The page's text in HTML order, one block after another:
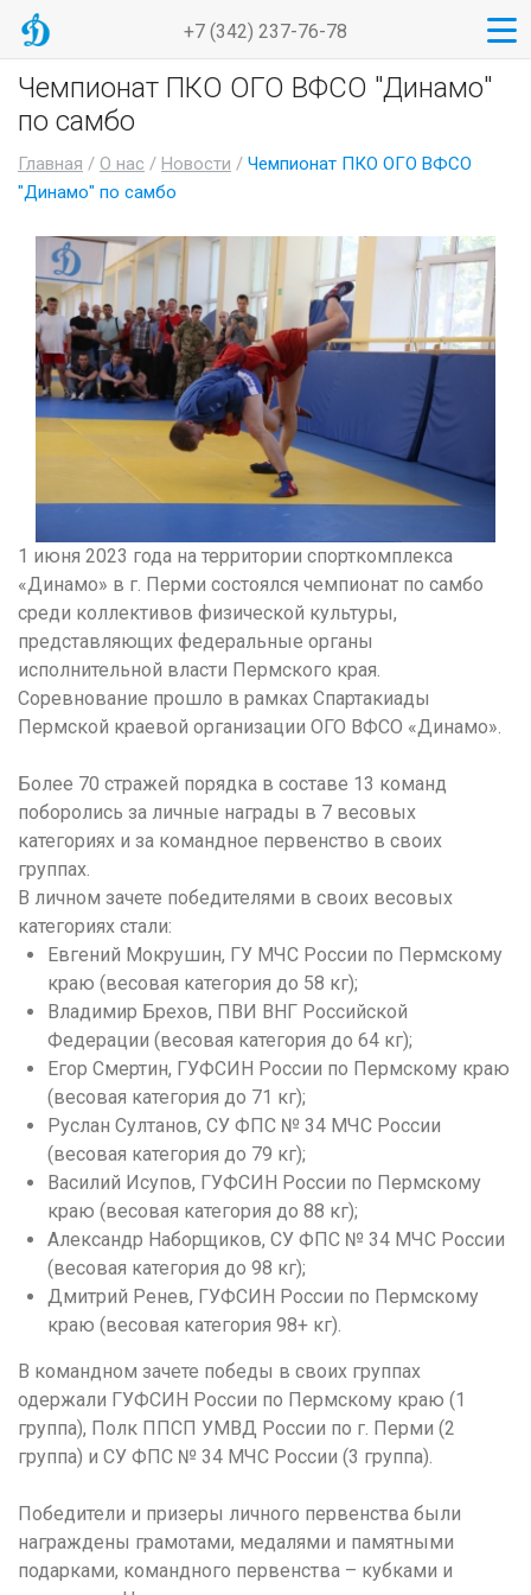
+7 (342) 237-76-78
Чемпионат ПКО ОГО ВФСО "Динамо"
по самбо
Главная / О нас / Новости / Чемпионат ПКО ОГО ВФСО
"Динамо" по самбо
1 июня 2023 года на территории спорткомплекса
«Динамо» в г. Перми состоялся чемпионат по самбо
среди коллективов физической культуры,
представляющих федеральные органы
исполнительной власти Пермского края.
Соревнование прошло в рамках Спартакиады
Пермской краевой организации ОГО ВФСО «Динамо».
Более 70 стражей порядка в составе 13 команд
поборолись за личные награды в 7 весовых
категориях и за командное первенство в своих
группах.
В личном зачете победителями в своих весовых
категориях стали:
Евгений Мокрушин, ГУ МЧС России по Пермскому
краю (весовая категория до 58 кг);
Владимир Брехов, ПВИ ВНГ Российской
Федерации (весовая категория до 64 кг);
Егор Смертин, ГУФСИН России по Пермскому краю
(весовая категория до 71 кг);
Руслан Султанов, СУ ФПС № 34 МЧС России
(весовая категория до 79 кг);
Василий Исупов, ГУФСИН России по Пермскому
краю (весовая категория до 88 кг);
Александр Наборщиков, СУ ФПС № 34 МЧС России
(весовая категория до 98 кг);
Дмитрий Ренев, ГУФСИН России по Пермскому
краю (весовая категория 98+ кг).
В командном зачете победы в своих группах
одержали ГУФСИН России по Пермскому краю (1
группа), Полк ППСП УМВД России по г. Перми (2
группа) и СУ ФПС № 34 МЧС России (3 группа).
Победители и призеры личного первенства были
награждены грамотами, медалями и памятными
подарками, командного первенства – кубками и